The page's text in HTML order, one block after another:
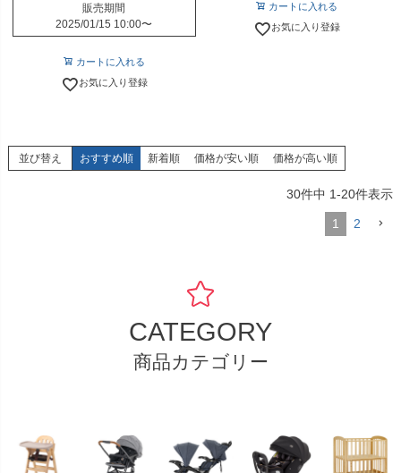
販売期間
2025/01/15 10:00〜
カートに入れる
お気に入り登録
カートに入れる
お気に入り登録
並び替え おすすめ順 新着順 価格が安い順 価格が高い順
30件中 1-20件表示
1 2
CATEGORY
商品カテゴリー